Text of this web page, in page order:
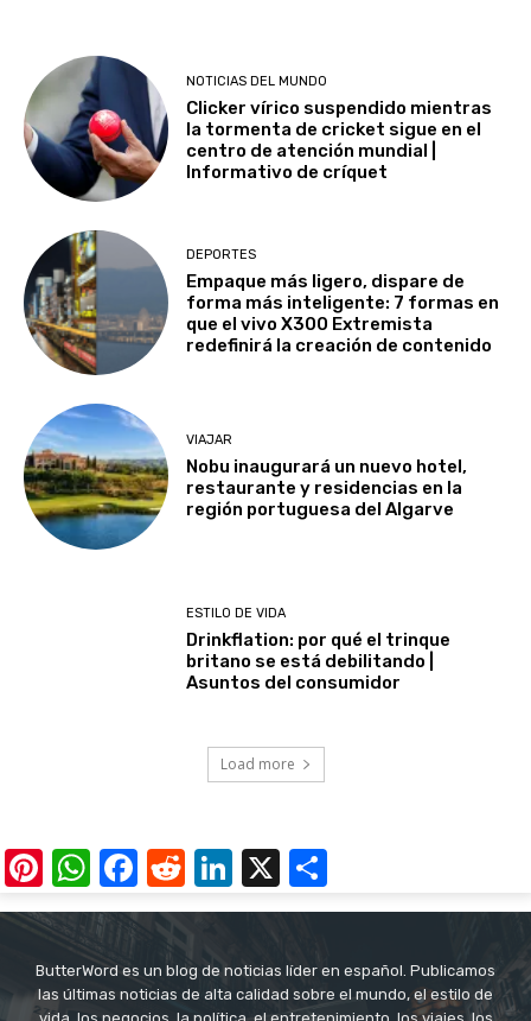
NOTICIAS DEL MUNDO
Clicker vírico suspendido mientras
la tormenta de cricket sigue en el
centro de atención mundial |
Informativo de críquet
DEPORTES
Empaque más ligero, dispare de
forma más inteligente: 7 formas en
que el vivo X300 Extremista
redefinirá la creación de contenido
VIAJAR
Nobu inaugurará un nuevo hotel,
restaurante y residencias en la
región portuguesa del Algarve
ESTILO DE VIDA
Drinkflation: por qué el trinque
britano se está debilitando |
Asuntos del consumidor
Load more
Pinterest
WhatsApp
Facebook
RedditLinkedIn
X
ButterWord es un blog de noticias líder en español. Publicamos
las últimas noticias de alta calidad sobre el mundo, el estilo de